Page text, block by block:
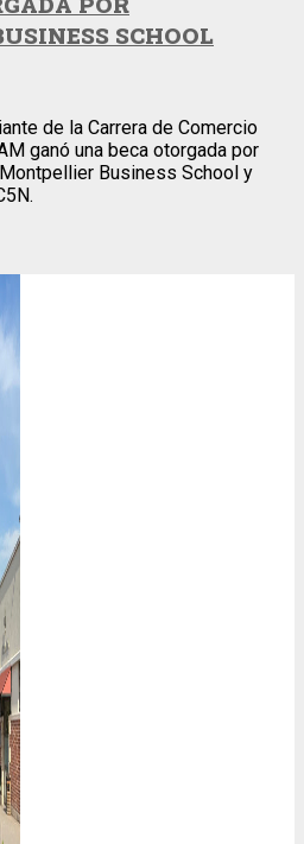
SCHOOL
de la Carrera de Comercio
ganó una beca otorgada por
Business School y